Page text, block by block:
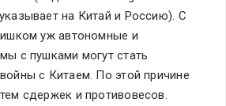
на Китай и Россию). С
уж автономные и
с пушками могут стать
с Китаем. По этой причине
сдержек и противовесов.